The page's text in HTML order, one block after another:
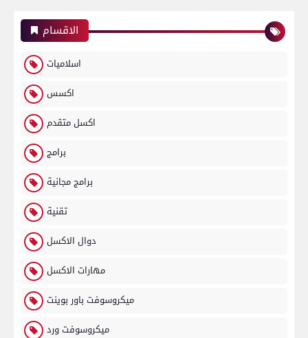
الاقسام
اسلاميات
اكسس
اكسل متقدم
برامج
برامج مجانية
تقنية
دوال الاكسل
مهارات الاكسل
ميكروسوفت باور بوينت
ميكروسوفت ورد